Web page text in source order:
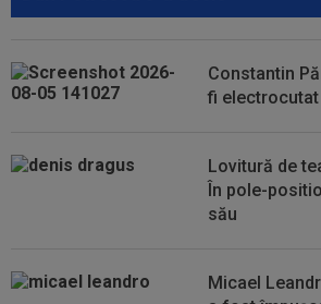
17:15
Ioan Varga a făcut anunțul
Billel Omrani la CFR Cluj
la Campionatul Mondial. Singura...
MM Stoica, convins când a văzut
a făcut fiica sa Teodora: ”Am fost...
Constantin
fi
Lovitură de
În pole-
său
Micael